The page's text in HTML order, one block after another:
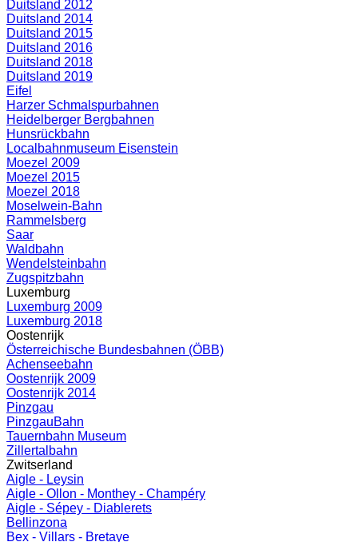
Duitsland 2012
Duitsland 2014
Duitsland 2015
Duitsland 2016
Duitsland 2018
Duitsland 2019
Eifel
Harzer Schmalspurbahnen
Heidelberger Bergbahnen
Hunsrückbahn
Localbahnmuseum Eisenstein
Moezel 2009
Moezel 2015
Moezel 2018
Moselwein-Bahn
Rammelsberg
Saar
Waldbahn
Wendelsteinbahn
Zugspitzbahn
Luxemburg
Luxemburg 2009
Luxemburg 2018
Oostenrijk
Österreichische Bundesbahnen (ÖBB)
Achenseebahn
Oostenrijk 2009
Oostenrijk 2014
Pinzgau
PinzgauBahn
Tauernbahn Museum
Zillertalbahn
Zwitserland
Aigle - Leysin
Aigle - Ollon - Monthey - Champéry
Aigle - Sépey - Diablerets
Bellinzona
Bex - Villars - Bretaye